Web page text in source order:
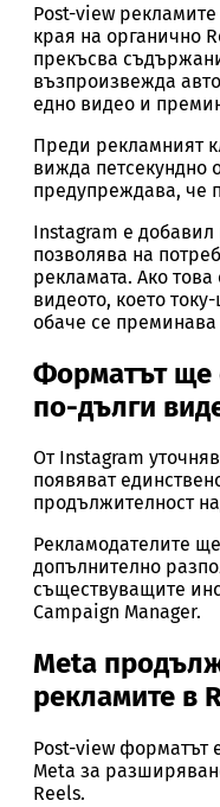
Post-view
края на органично
прекъсва
възпроизвежда
едно видео и
Преди рекламният
вижда петсекундно
предупреждава, че
Instagram е добавил
позволява на
рекламата. Ако
видеото, което
обаче се
Форматът ще
по-дълги
От Instagram
появяват
продължителност
Рекламодателите
допълнително
съществуващите
Campaign Manager.
Meta
рекламите в
Post-view форматът
Meta за
Reels.